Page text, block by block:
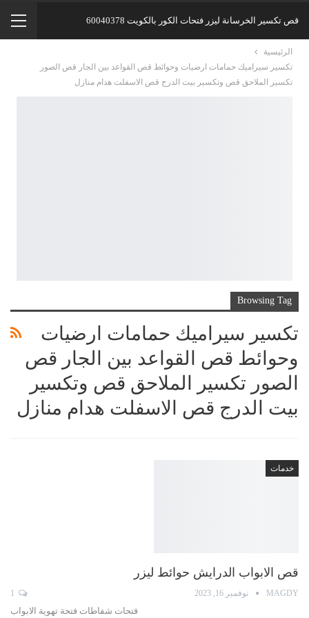
قص تكسير الخرسانة ليزر فتحات الكور بالكويت 60040378
الرئيسية
تكسير سيراميك حمامات ارضيات وحوائط قص القواعد بين الجار قص الصور
تكسير الملاحق قص وتكسير بيت الدرج قص الاسفلت هدام منازل
Browsing Tag
تكسير سيراميك حمامات ارضيات
وحوائط قص القواعد بين الجار قص
الصور تكسير الملاحق قص وتكسير
بيت الدرج قص الاسفلت هدام منازل
خدمات
قص الابواب الدرايش حوائط ليزر
MAGDY نوفمبر 16, 2023
فتحات شفاطات فتحة تهوية الابواب